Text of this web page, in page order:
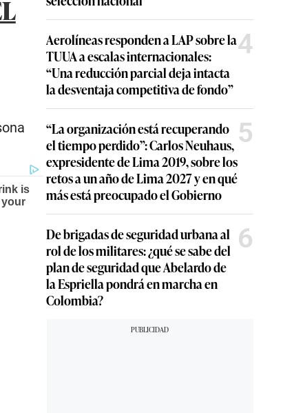
Aerolíneas responden a LAP sobre la
TUUA a escalas internacionales:
“Una reducción parcial deja intacta
la desventaja competitiva de fondo”
4
“La organización está recuperando
el tiempo perdido”: Carlos Neuhaus,
expresidente de Lima 2019, sobre los
retos a un año de Lima 2027 y en qué
más está preocupado el Gobierno
5
De brigadas de seguridad urbana al
rol de los militares: ¿qué se sabe del
plan de seguridad que Abelardo de
la Espriella pondrá en marcha en
Colombia?
6